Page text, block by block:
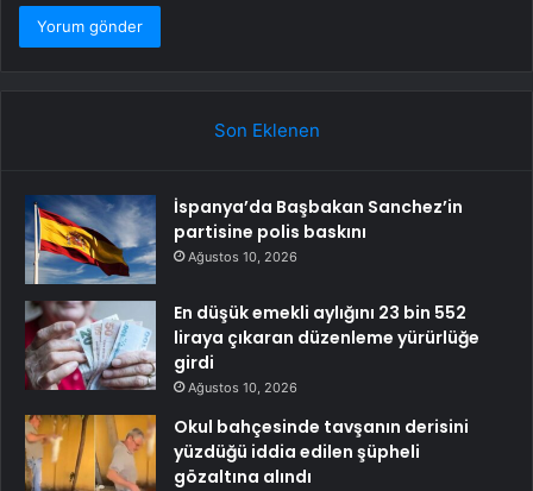
Son Eklenen
İspanya’da Başbakan Sanchez’in
partisine polis baskını
Ağustos 10, 2026
En düşük emekli aylığını 23 bin 552
liraya çıkaran düzenleme yürürlüğe
girdi
Ağustos 10, 2026
Okul bahçesinde tavşanın derisini
yüzdüğü iddia edilen şüpheli
gözaltına alındı